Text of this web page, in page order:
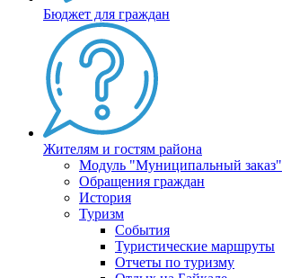
Бюджет для граждан
Жителям и гостям района
Модуль "Муниципальный заказ"
Обращения граждан
История
Туризм
События
Туристические маршруты
Отчеты по туризму